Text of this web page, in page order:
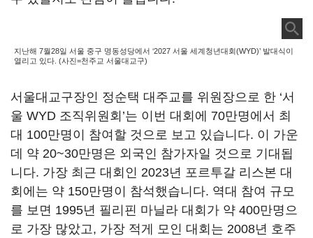
지난해 7월28일 서울 중구 명동성당에서 ‘2027 서울 세계청년대회(WYD)’ 발대식이
열리고 있다. (사진=천주교 서울대교구)
서울대교구장인 정순택 대주교를 위원장으로 한 ‘서
울 WYD 조직위원회’는 이번 대회에 70만명에서 최
대 100만명이 참여할 것으로 보고 있습니다. 이 가운
데 약 20~30만명은 외국인 참가자일 것으로 기대됩
니다. 가장 최근 대회인 2023년 포르투갈 리스본 대
회에는 약 150만명이 참석했습니다. 역대 참여 규모
를 보면 1995년 필리핀 마닐라 대회가 약 400만명으
로 가장 많았고, 가장 적게 모인 대회는 2008년 호주